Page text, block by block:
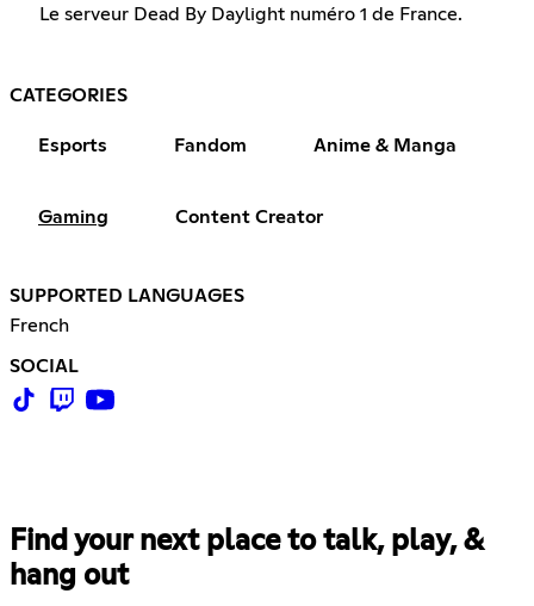
Le serveur Dead By Daylight numéro 1 de France.
CATEGORIES
Esports Fandom Anime & Manga
Gaming Content Creator
SUPPORTED LANGUAGES
French
SOCIAL
Find your next place to talk, play, &
hang out